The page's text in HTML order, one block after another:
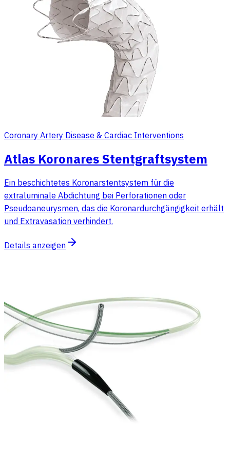
Coronary Artery Disease & Cardiac Interventions
Atlas Koronares Stentgraftsystem
Ein beschichtetes Koronarstentsystem für die
extraluminale Abdichtung bei Perforationen oder
Pseudoaneurysmen, das die Koronardurchgängigkeit erhält
und Extravasation verhindert.
Details anzeigen